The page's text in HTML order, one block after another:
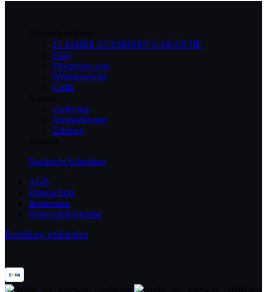
25 JAHRE GUSSEISEN GARANTIE
FAQ
Pflegehinweise
Wissenswertes
Griffe
Lieferung
Versandkosten
Zahlung
Nachricht Schreiben
AGB
Datenschutz
Impressum
Widerruf/Rückgabe
Bestellung widerrufen